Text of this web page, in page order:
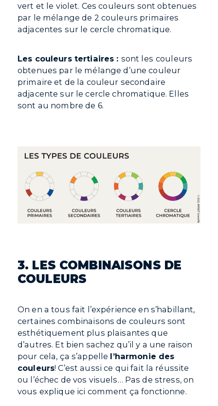
SERVICES
FORMATIONS
COMMENT
EN MOTS
ÉQUIPE
BLOGUE
vert et le violet. Ces couleurs sont obtenues
par le mélange de 2 couleurs primaires
adjacentes sur le cercle chromatique.
Les couleurs tertiaires : sont les couleurs
obtenues par le mélange d’une couleur
primaire et de la couleur secondaire
adjacente sur le cercle chromatique. Elles
sont au nombre de 6.
3. LES COMBINAISONS DE
COULEURS
On en a tous fait l’expérience en s’habillant,
certaines combinaisons de couleurs sont
esthétiquement plus plaisantes que
d’autres. Et bien sachez qu’il y a une raison
pour cela, ça s’appelle l’harmonie des
couleurs! C’est aussi ce qui fait la réussite
ou l’échec de vos visuels… Pas de stress, on
vous explique ici comment ça fonctionne.